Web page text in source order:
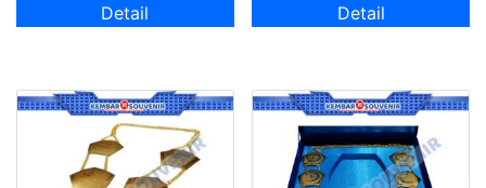
Detail Detail